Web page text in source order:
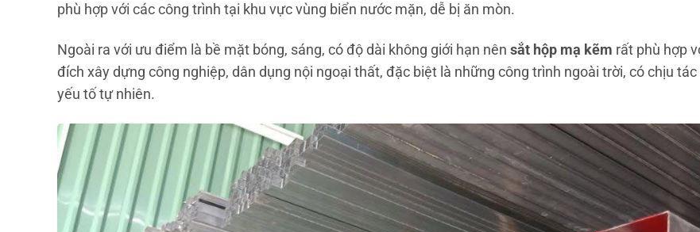
phù hợp với các công trình tại khu vực vùng biển nước mặn, dễ bị ăn mòn.
Ngoài ra với ưu điểm là bề mặt bóng, sáng, có độ dài không giới hạn nên sắt hộp mạ kẽm rất phù hợp
đích xây dựng công nghiệp, dân dụng nội ngoại thất, đặc biệt là những công trình ngoài trời, có chịu
yếu tố tự nhiên.